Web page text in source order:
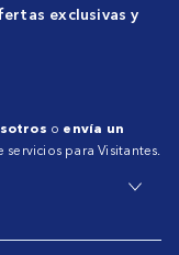
exclusivas y
o envía un
para Visitantes.